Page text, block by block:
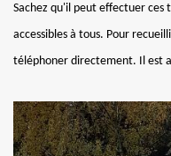
Sachez qu'il peut effectuer ces
accessibles à tous. Pour
téléphoner directement. Il est